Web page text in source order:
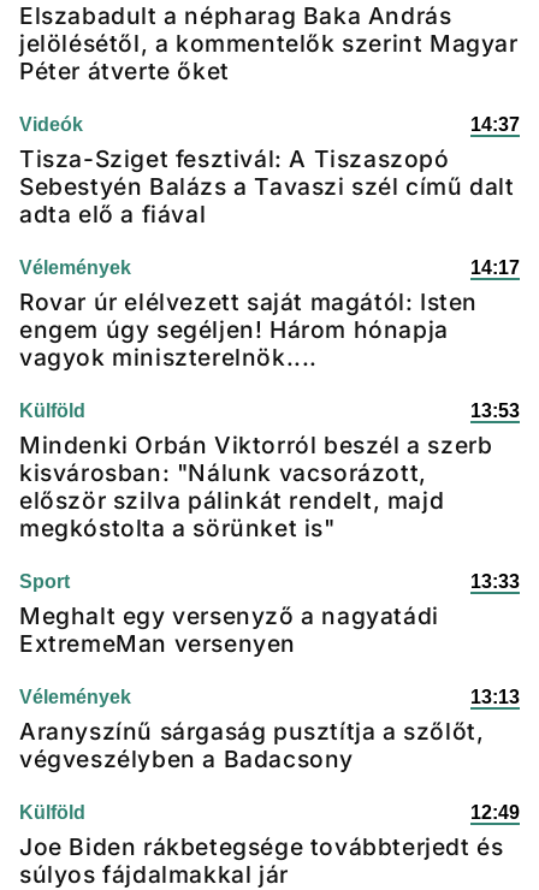
Elszabadult a népharag Baka András
jelölésétől, a kommentelők szerint Magyar
Péter átverte őket
Videók 14:37
Tisza-Sziget fesztivál: A Tiszaszopó
Sebestyén Balázs a Tavaszi szél című dalt
adta elő a fiával
Vélemények 14:17
Rovar úr elélvezett saját magától: Isten
engem úgy segéljen! Három hónapja
vagyok miniszterelnök....
Külföld 13:53
Mindenki Orbán Viktorról beszél a szerb
kisvárosban: "Nálunk vacsorázott,
először szilva pálinkát rendelt, majd
megkóstolta a sörünket is"
Sport 13:33
Meghalt egy versenyző a nagyatádi
ExtremeMan versenyen
Vélemények 13:13
Aranyszínű sárgaság pusztítja a szőlőt,
végveszélyben a Badacsony
Külföld 12:49
Joe Biden rákbetegsége továbbterjedt és
súlyos fájdalmakkal jár